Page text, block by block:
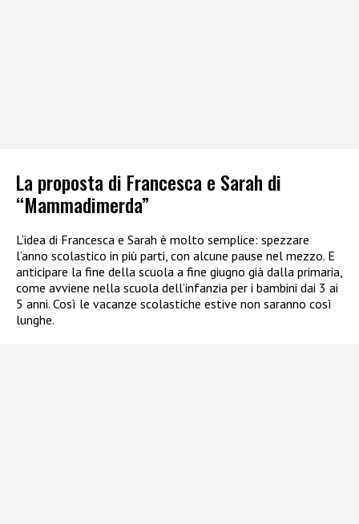
La proposta di Francesca e Sarah di
“Mammadimerda”
L’idea di Francesca e Sarah è molto semplice: spezzare
l’anno scolastico in più parti, con alcune pause nel mezzo. E
anticipare la fine della scuola a fine giugno già dalla primaria,
come avviene nella scuola dell’infanzia per i bambini dai 3 ai
5 anni. Così le vacanze scolastiche estive non saranno così
lunghe.